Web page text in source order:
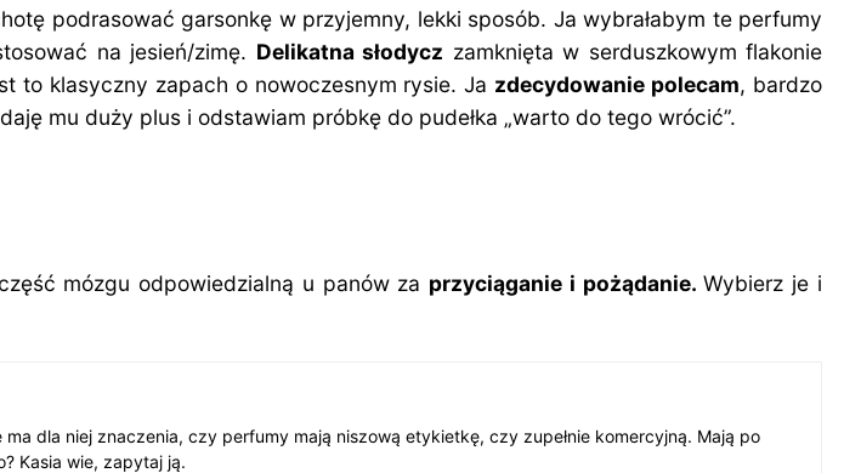
podrasować garsonkę w przyjemny, lekki sposób. Ja wybrałabym te perfumy
na jesień/zimę. Delikatna słodycz zamknięta w serduszkowym flakonie
to klasyczny zapach o nowoczesnym rysie. Ja zdecydowanie polecam, bardzo
mu duży plus i odstawiam próbkę do pudełka „warto do tego wrócić”.
mózgu odpowiedzialną u panów za przyciąganie i pożądanie.Wybierz je i
dla niej znaczenia, czy perfumy mają niszową etykietkę, czy zupełnie komercyjną. Mają po
Kasia wie, zapytaj ją.